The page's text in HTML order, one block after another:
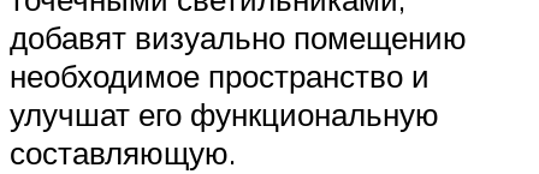
добавят визуально помещению
необходимое пространство и
улучшат его функциональную
составляющую.